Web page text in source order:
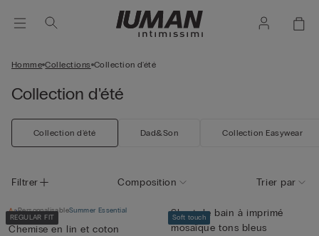
Homme Collections Collection d'été
Collection d'été
Collection d'été Dad&Son Collection Easywear
Filtrer Composition Trier par
REGULAR FIT
PersonnalisableSummer Essential
Chemise en lin et coton
Soft touch
Short de bain à imprimé
mosaïque tons bleus